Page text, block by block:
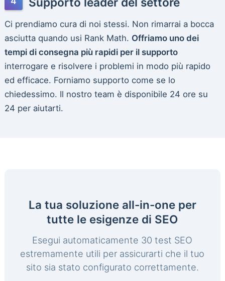
Ci prendiamo cura di noi stessi. Non rimarrai a bocca
asciutta quando usi Rank Math. Offriamo uno dei
tempi di consegna più rapidi per il supporto
interrogare e risolvere i problemi in modo più rapido
ed efficace. Forniamo supporto come se lo
chiedessimo. Il nostro team è disponibile 24 ore su
24 per aiutarti.
La tua soluzione all-in-one per
tutte le esigenze di SEO
Esegui automaticamente 30 test SEO
estremamente utili per assicurarti che il tuo
sito sia stato configurato correttamente.